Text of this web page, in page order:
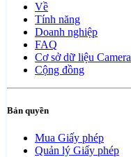
Về
Tính năng
Doanh nghiệp
FAQ
Cơ sở dữ liệu Camera
Cộng đồng
Bản quyền
Mua Giấy phép
Quản lý Giấy phép